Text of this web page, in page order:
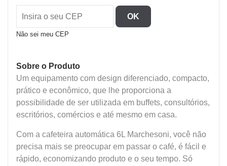
quantidade
OK
Não sei meu CEP
Sobre o Produto
Um equipamento com design diferenciado, compacto,
prático e econômico, que lhe proporciona a
possibilidade de ser utilizada em buffets, consultórios,
escritórios, comércios e até mesmo em casa.
Com a cafeteira automática 6L Marchesoni, você não
precisa mais se preocupar em passar o café, é fácil e
rápido, economizando produto e o seu tempo. Só